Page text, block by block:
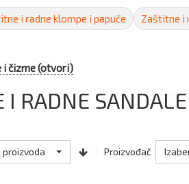
i radne klompe i papuče
Zaštitne i
i čizme (otvori)
I RADNE
proizvoda Proizvođač